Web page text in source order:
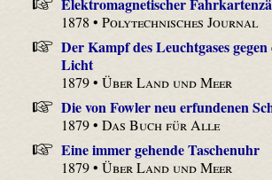
1878 •Polytechnisches Journal
Der Kampf des Leuchtgases
Licht
1879 •Über Land und Meer
Die von Fowler neu erfundenen
1879 •Das Buch für Alle
Eine immer gehende Taschenuhr
1879 •Über Land und Meer